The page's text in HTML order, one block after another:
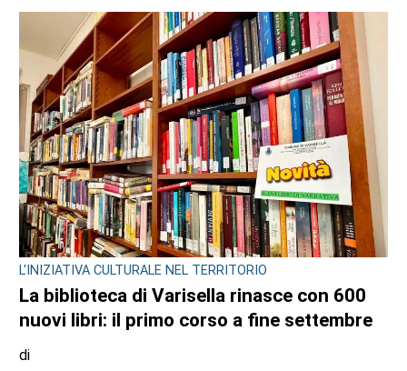
L'INIZIATIVA CULTURALE NEL TERRITORIO
La biblioteca di Varisella rinasce con 600
nuovi libri: il primo corso a fine settembre
di